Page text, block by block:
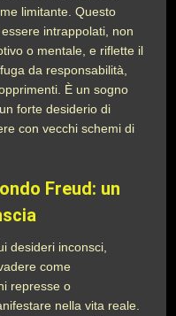
limitante. Questo
intrappolati, non
o mentale, e riflette il
da responsabilità,
È un sogno
forte desiderio di
con vecchi schemi di
Freud: un
desideri inconsci,
come
represse o
nella vita reale.